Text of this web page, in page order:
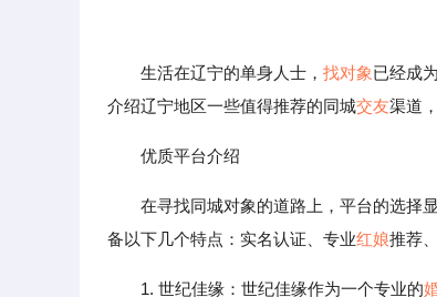
生活在辽宁的单身人士， 找对象已经成
介绍辽宁地区一些值得推荐的同城交友渠道
优质平台介绍
在寻找同城对象的道路上，平台的选择
备以下几个特点：实名认证、专业红娘推荐
1. 世纪佳缘：世纪佳缘作为一个专业的